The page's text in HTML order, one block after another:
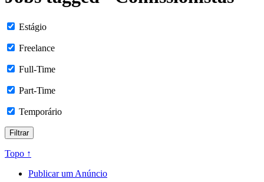
Estágio
Freelance
Full-Time
Part-Time
Temporário
Topo ↑
Publicar um Anúncio